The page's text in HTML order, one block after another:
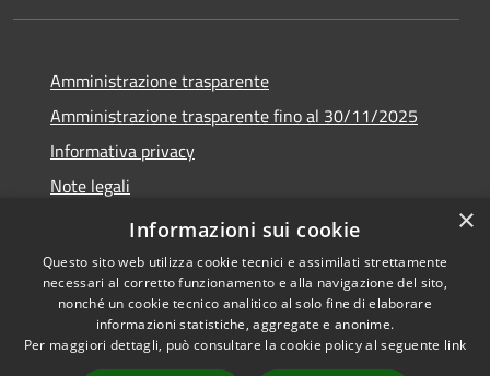
Amministrazione trasparente
Amministrazione trasparente fino al 30/11/2025
Informativa privacy
Note legali
Dichiarazione di accessibilità
Accessibilità
Copyright © 2026 • Comune di
Ponteranica • Powered by
×
Informazioni sui cookie
Questo sito web utilizza cookie tecnici e assimilati strettamente
necessari al corretto funzionamento e alla navigazione del sito,
nonché un cookie tecnico analitico al solo fine di elaborare
informazioni statistiche, aggregate e anonime.
Per maggiori dettagli, può consultare la cookie policy al seguente link